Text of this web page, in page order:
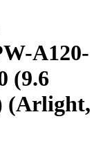
A120-
(9.6
(Arlight,